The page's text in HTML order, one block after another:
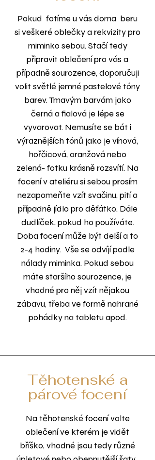
Pokud fotíme u vás doma beru
si veškeré oblečky a rekvizity pro
miminko sebou. Stačí tedy
připravit oblečení pro vás a
případně sourozence, doporučuji
volit světlé jemné pastelové tóny
barev. Tmavým barvám jako
černá a fialová je lépe se
vyvarovat. Nemusíte se bát i
výraznějších tónů jako je vínová,
hořčicová, oranžová nebo
zelená- fotku krásně rozsvítí. Na
focení v ateliéru si sebou prosím
nezapomeňte vzít svačinu, pití a
případně jídlo pro děťátko. Dále
dudlíček, pokud ho používáte.
Doba focení může být delší a to
2-4 hodiny. Vše se odvíjí podle
nálady miminka. Pokud sebou
máte staršího sourozence, je
vhodné pro něj vzít nějakou
zábavu, třeba ve formě nahrané
pohádky na tabletu apod.
Těhotenské a
párové focení
Na těhotenské focení volte
oblečení ve kterém je vidět
bříško, vhodné jsou tedy různé